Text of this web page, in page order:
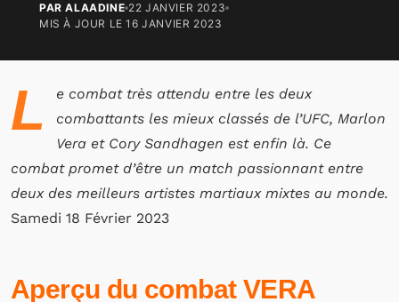
PAR ALAADINE 22 JANVIER 2023
MIS À JOUR LE16 JANVIER 2023
L
e combat très attendu entre les deux
combattants les mieux classés de l’UFC, Marlon
Vera et Cory Sandhagen est enfin là. Ce
combat promet d’être un match passionnant entre
deux des meilleurs artistes martiaux mixtes au monde.
Samedi 18 Février 2023
Aperçu du combat VERA